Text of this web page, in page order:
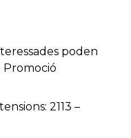
poden
Promoció
2113 –